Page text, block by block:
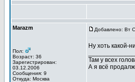
Marazm
Пол:
Возраст: 36
Зарегистрирован:
03.12.2006
Сообщения: 9
Откуда: Москва
Добавлено: Вт
Ну хоть какой-
Там у всех
А я всё